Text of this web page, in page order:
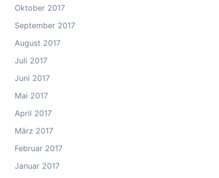
Oktober 2017
September 2017
August 2017
Juli 2017
Juni 2017
Mai 2017
April 2017
März 2017
Februar 2017
Januar 2017